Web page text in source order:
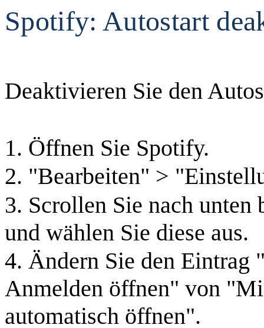
Spotify: Autostart
Deaktivieren Sie den
1. Öffnen Sie Spotify.
2. "Bearbeiten" >
3. Scrollen Sie nach
und wählen Sie diese aus.
4. Ändern Sie den Eintrag
Anmelden öffnen" von
automatisch öffnen".